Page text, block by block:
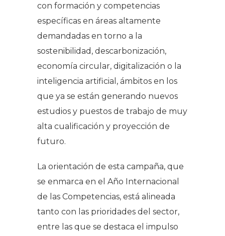
con formación y competencias
específicas en áreas altamente
demandadas en torno a la
sostenibilidad, descarbonización,
economía circular, digitalización o la
inteligencia artificial, ámbitos en los
que ya se están generando nuevos
estudios y puestos de trabajo de muy
alta cualificación y proyección de
futuro.
La orientación de esta campaña, que
se enmarca en el Año Internacional
de las Competencias, está alineada
tanto con las prioridades del sector,
entre las que se destaca el impulso